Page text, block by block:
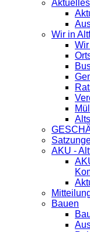
Aktuelles
Wir in
AKU -
Bauen